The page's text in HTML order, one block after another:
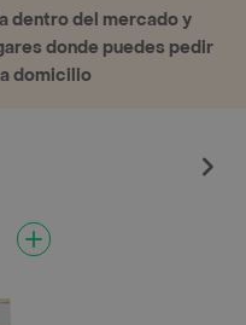
dentro del mercado y
donde puedes pedir
domicilio